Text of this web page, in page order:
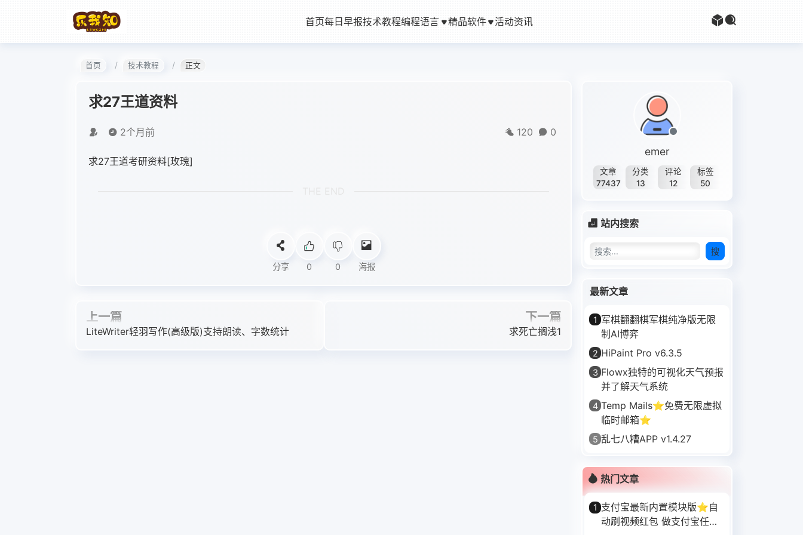
首页每日早报技术教程编程语言 精品软件 活动资讯
首页 技术教程 正文
求27王道资料
2个月前 120 0
求27王道考研资料[玫瑰]
分享 0 0 海报
上一篇
LiteWriter轻羽写作(高级版)支持朗读、字数统计
下一篇
求死亡搁浅1
emer
文章
77437
分类
13
评论
12
标签
50
站内搜索
搜
最新文章
1 军棋翻翻棋军棋纯净版无限
制AI博弈
2 HiPaint Pro v6.3.5
3 Flowx独特的可视化天气预报
并了解天气系统
4 Temp Mails⭐免费无限虚拟
临时邮箱⭐
5 乱七八糟APP v1.4.27
热门文章
1 支付宝最新内置模块版⭐自
动刷视频红包 做支付宝任务